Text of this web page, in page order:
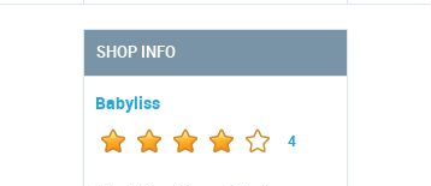
SHOP INFO
Babyliss
4